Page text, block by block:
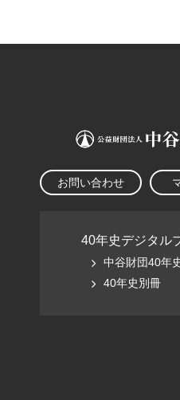
お問い合わせ
40年史デジタル
中谷財団40年
40年史別冊